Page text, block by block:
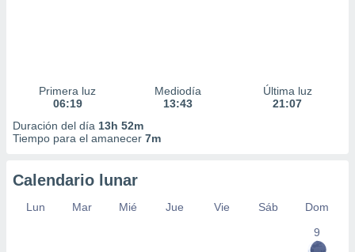
Primera luz
06:19
Mediodía
13:43
Última luz
21:07
Duración del día 13h 52m
Tiempo para el amanecer 7m
Calendario lunar
Lun Mar Mié Jue Vie Sáb
Dom
9